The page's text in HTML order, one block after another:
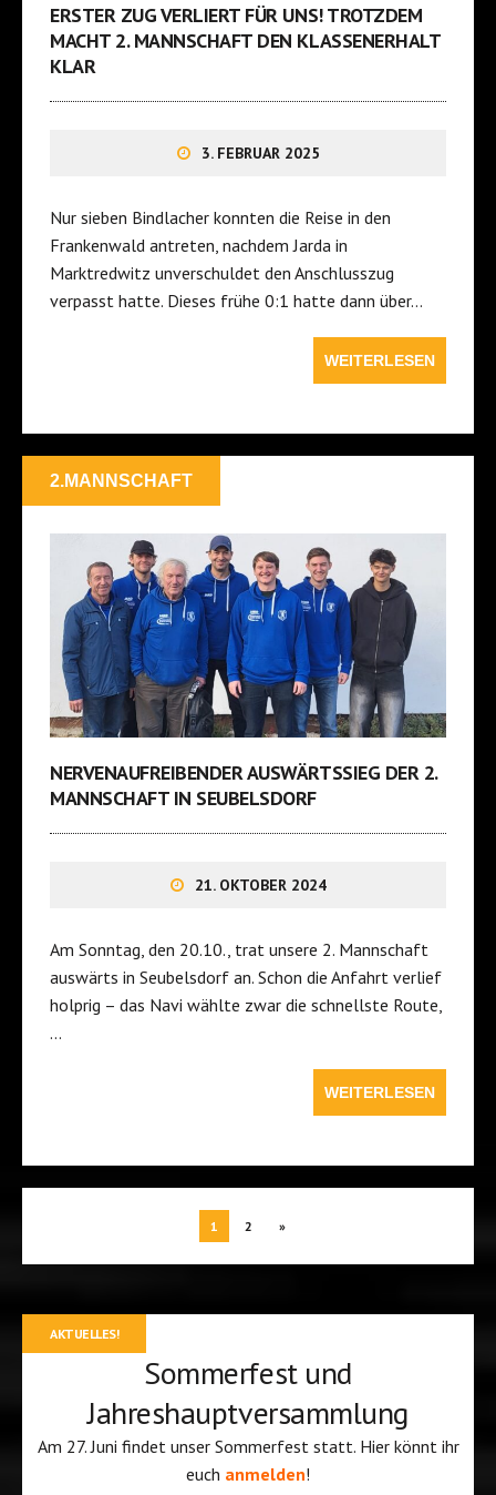
ERSTER ZUG VERLIERT FÜR UNS! TROTZDEM
MACHT 2. MANNSCHAFT DEN KLASSENERHALT
KLAR
3. FEBRUAR 2025
Nur sieben Bindlacher konnten die Reise in den
Frankenwald antreten, nachdem Jarda in
Marktredwitz unverschuldet den Anschlusszug
verpasst hatte. Dieses frühe 0:1 hatte dann über…
WEITERLESEN
2.MANNSCHAFT
NERVENAUFREIBENDER AUSWÄRTSSIEG DER 2.
MANNSCHAFT IN SEUBELSDORF
21. OKTOBER 2024
Am Sonntag, den 20.10., trat unsere 2. Mannschaft
auswärts in Seubelsdorf an. Schon die Anfahrt verlief
holprig – das Navi wählte zwar die schnellste Route,
…
WEITERLESEN
1 2 »
AKTUELLES!
Sommerfest und
Jahreshauptversammlung
Am 27. Juni findet unser Sommerfest statt. Hier könnt ihr
euch anmelden!